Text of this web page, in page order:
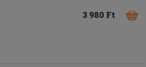
3 980 Ft